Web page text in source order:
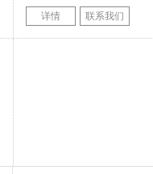
详情 联系我们